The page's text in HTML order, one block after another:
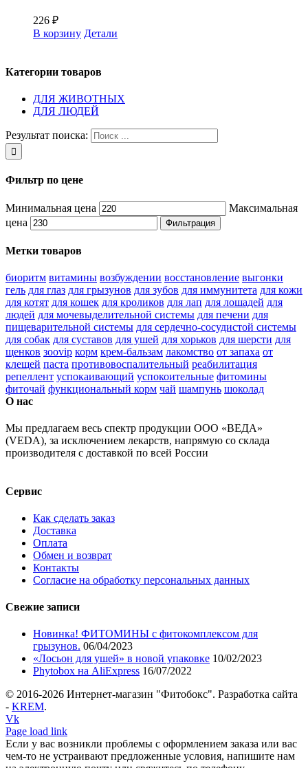
226 ₽
В корзину Детали
Категории товаров
ДЛЯ ЖИВОТНЫХ
ДЛЯ ЛЮДЕЙ
Результат поиска:
Фильтр по цене
Минимальная цена
Максимальная
цена
Фильтрация
Метки товаров
биоритм витамины возбуждении восстановление выгонки
гель для глаз для грызунов для зубов для иммунитета для кожи
для котят для кошек для кроликов для лап для лошадей для
людей для мочевыделительной системы для печени для
пищеварительной системы для сердечно-сосудистой системы
для собак для суставов для ушей для хорьков для шерсти для
щенков зооvip корм крем-бальзам лакомство от запаха от
клещей паста противовоспалительный реабилитация
репеллент успокаивающий успокоительные фитомины
фиточай функциональный корм чай шампунь шоколад
О нас
Мы предлагаем весь спектр продукции ООО «ВЕДА»
(VEDA), за исключением лекарств, напрямую со склада
производителя с доставкой по всей России
Сервис
Как сделать заказ
Доставка
Оплата
Обмен и возврат
Контакты
Согласие на обработку персональных данных
Свежие записи
Новинка! ФИТОМИНЫ с фитокомплексом для
грызунов. 06/04/2023
«Лосьон для ушей» в новой упаковке 10/02/2023
Phytobox на AliExpress 16/07/2022
© 2016-2026 Интернет-магазин "Фитобокс". Разработка сайта
- KREM.
Vk
Page load link
Если у вас возникли проблемы с оформлением заказа или вас
чем-то не устраивают предложенные условия, напишите нам